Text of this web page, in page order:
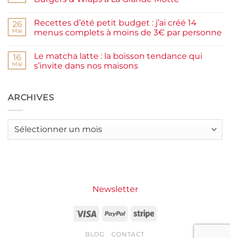
à
complète,
moelleux
et
sur
Smash
burger
testé
Packman
Burgers &
Grande
Motte
26
Mai
Recettes d’été petit budget : j’ai créé 14
menus complets à moins de 3€ par personne
sur
Recettes
d’été
j’ai
créé
à
16
Mai
Le matcha latte : la boisson tendance qui
s’invite dans nos maisons
Le
matcha
boisson
ARCHIVES
Archives
Newsletter
Visa PayPal Stripe
BLOG CONTACT